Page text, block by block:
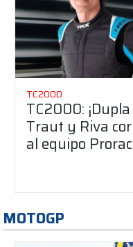
TC2000
TC2000:
Traut y Riva
al equipo
MOTOGP